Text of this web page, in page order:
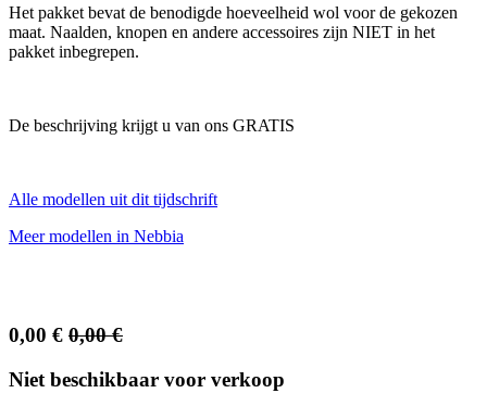
Het pakket bevat de benodigde hoeveelheid wol voor de gekozen
maat. Naalden, knopen en andere accessoires zijn NIET in het
pakket inbegrepen.
De beschrijving krijgt u van ons GRATIS
Alle modellen uit dit tijdschrift
Meer modellen in Nebbia
0,00 € 0,00€
Niet beschikbaar voor verkoop